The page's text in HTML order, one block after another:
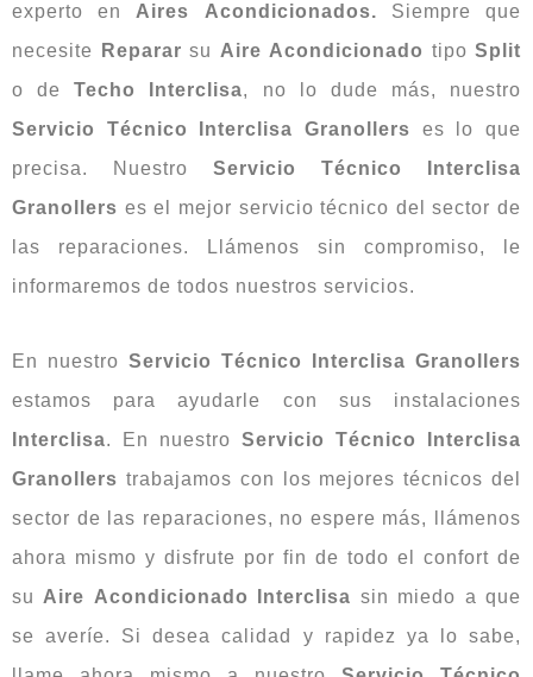
experto en Aires Acondicionados. Siempre que
necesite
Reparar su Aire Acondicionado tipo Split
o deTecho Interclisa, no lo dude más, nuestro
Servicio Técnico Interclisa Granollers es lo que
precisa. Nuestro Servicio Técnico Interclisa
Granollers es el mejor servicio técnico del sector de
las reparaciones. Llámenos sin compromiso, le
informaremos de todos nuestros servicios.
En nuestro Servicio Técnico Interclisa Granollers
estamos para ayudarle con sus instalaciones
Interclisa. En nuestro Servicio Técnico Interclisa
Granollers trabajamos con los mejores técnicos del
sector de las reparaciones, no espere más, llámenos
ahora mismo y disfrute por fin de todo el confort de
su Aire Acondicionado Interclisa sin miedo a que
se averíe. Si desea calidad y rapidez ya lo sabe,